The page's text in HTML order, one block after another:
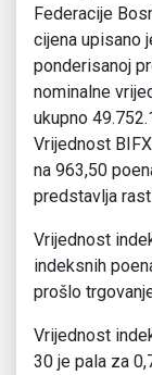
Federacije
cijena upisano
ponderisanoj
nominalne
ukupno
Vrijednost
na 963,50
predstavlja
Vrijednost
indeksnih
prošlo
Vrijednost
30 je pala za